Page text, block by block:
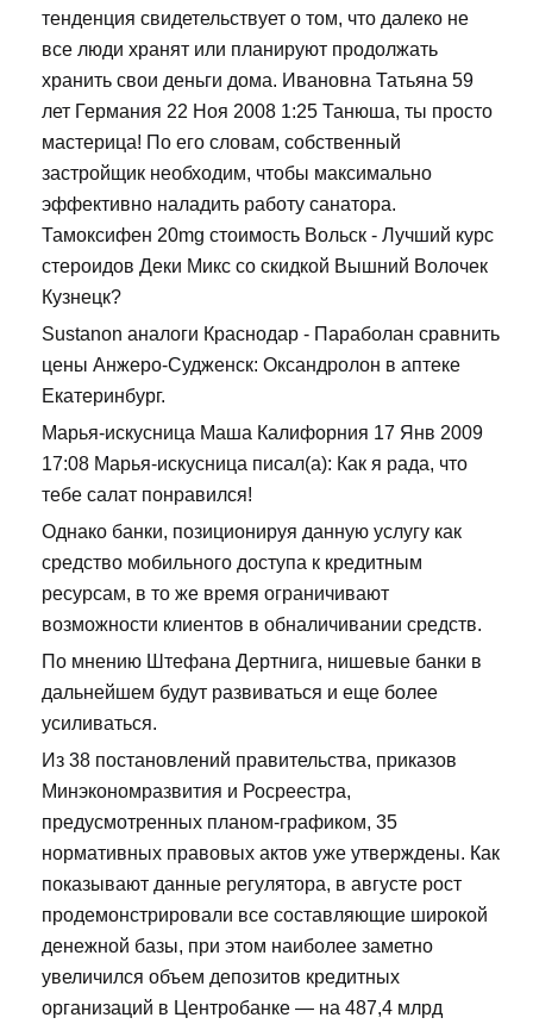
тенденция свидетельствует о том, что далеко не
все люди хранят или планируют продолжать
хранить свои деньги дома. Ивановна Татьяна 59
лет Германия 22 Ноя 2008 1:25 Танюша, ты просто
мастерица! По его словам, собственный
застройщик необходим, чтобы максимально
эффективно наладить работу санатора.
Тамоксифен 20mg стоимость Вольск - Лучший курс
стероидов Деки Микс со скидкой Вышний Волочек
Кузнецк?
Sustanon аналоги Краснодар - Параболан сравнить
цены Анжеро-Судженск: Оксандролон в аптеке
Екатеринбург.
Марья-искусница Маша Калифорния 17 Янв 2009
17:08 Марья-искусница писал(а): Как я рада, что
тебе салат понравился!
Однако банки, позиционируя данную услугу как
средство мобильного доступа к кредитным
ресурсам, в то же время ограничивают
возможности клиентов в обналичивании средств.
По мнению Штефана Дертнига, нишевые банки в
дальнейшем будут развиваться и еще более
усиливаться.
Из 38 постановлений правительства, приказов
Минэкономразвития и Росреестра,
предусмотренных планом-графиком, 35
нормативных правовых актов уже утверждены. Как
показывают данные регулятора, в августе рост
продемонстрировали все составляющие широкой
денежной базы, при этом наиболее заметно
увеличился объем депозитов кредитных
организаций в Центробанке — на 487,4 млрд